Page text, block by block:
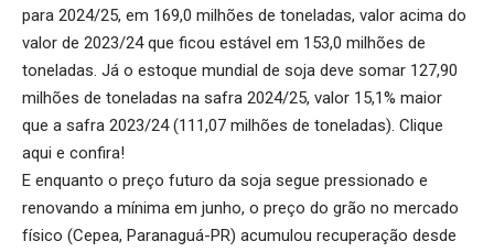
para 2024/25, em 169,0 milhões de toneladas, valor acima do
valor de 2023/24 que ficou estável em 153,0 milhões de
toneladas. Já o estoque mundial de soja deve somar 127,90
milhões de toneladas na safra 2024/25, valor 15,1% maior
que a safra 2023/24 (111,07 milhões de toneladas). Clique
aqui e confira!
E enquanto o preço futuro da soja segue pressionado e
renovando a mínima em junho, o preço do grão no mercado
físico (Cepea, Paranaguá-PR) acumulou recuperação desde